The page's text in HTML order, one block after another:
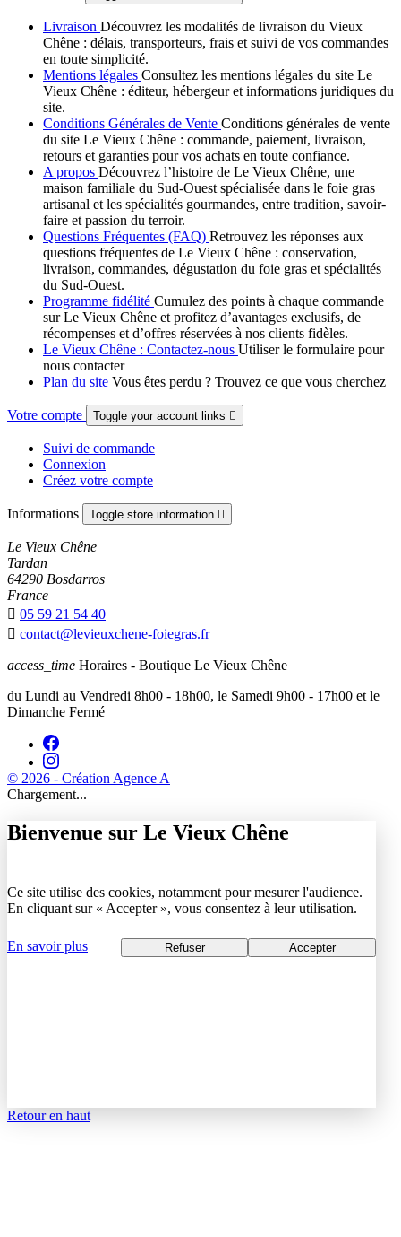
Livraison Découvrez les modalités de livraison du Vieux
Chêne : délais, transporteurs, frais et suivi de vos commandes
en toute simplicité.
Mentions légales Consultez les mentions légales du site Le
Vieux Chêne : éditeur, hébergeur et informations juridiques du
site.
Conditions Générales de Vente Conditions générales de vente
du site Le Vieux Chêne : commande, paiement, livraison,
retours et garanties pour vos achats en toute confiance.
A propos Découvrez l’histoire de Le Vieux Chêne, une
maison familiale du Sud-Ouest spécialisée dans le foie gras
artisanal et les spécialités gourmandes, entre tradition, savoir-
faire et passion du terroir.
Questions Fréquentes (FAQ) Retrouvez les réponses aux
questions fréquentes de Le Vieux Chêne : conservation,
livraison, commandes, dégustation du foie gras et spécialités
du Sud-Ouest.
Programme fidélité Cumulez des points à chaque commande
sur Le Vieux Chêne et profitez d’avantages exclusifs, de
récompenses et d’offres réservées à nos clients fidèles.
Le Vieux Chêne : Contactez-nous Utiliser le formulaire pour
nous contacter
Plan du site Vous êtes perdu ? Trouvez ce que vous cherchez
Votre compte Toggle your account links 
Suivi de commande
Connexion
Créez votre compte
Informations Toggle store information 
Le Vieux Chêne
Tardan
64290 Bosdarros
France
 05 59 21 54 40
 contact@levieuxchene-foiegras.fr
access_time Horaires - Boutique Le Vieux Chêne
du Lundi au Vendredi 8h00 - 18h00, le Samedi 9h00 - 17h00 et le
Dimanche Fermé
© 2026 - Création Agence A
Chargement...
Bienvenue sur Le Vieux Chêne
Ce site utilise des cookies, notamment pour mesurer l'audience.
En cliquant sur « Accepter », vous consentez à leur utilisation.
En savoir plus Refuser Accepter
Retour en haut